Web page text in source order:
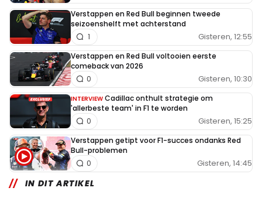
Verstappen en Red Bull beginnen tweede
seizoenshelft met achterstand
Gisteren, 12:55
1
Verstappen en Red Bull voltooien eerste
comeback van 2026
Gisteren, 10:30
0
INTERVIEW Cadillac onthult strategie om
'allerbeste team' in F1 te worden
Gisteren, 15:25
0
Verstappen getipt voor F1-succes ondanks Red
Bull-problemen
Gisteren, 14:45
0
IN DIT ARTIKEL